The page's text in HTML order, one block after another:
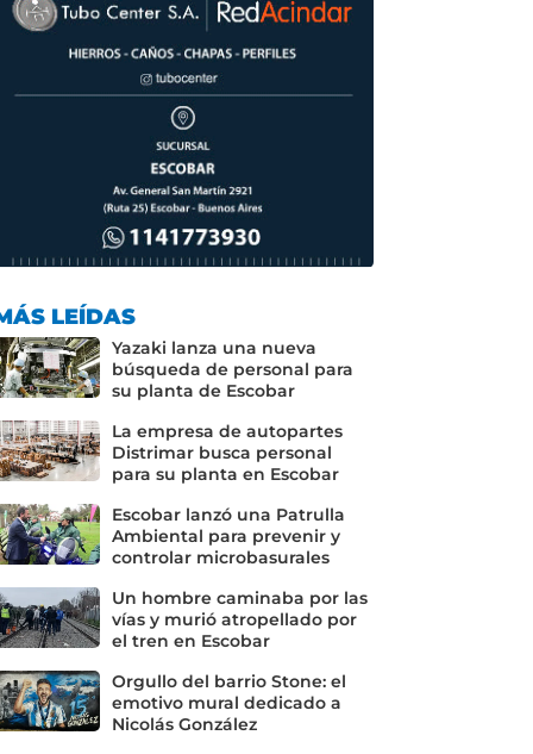
LEÍDAS
Yazaki lanza una nueva
búsqueda de personal para
su planta de Escobar
La empresa de autopartes
Distrimar busca personal
para su planta en Escobar
Escobar lanzó una Patrulla
Ambiental para prevenir y
controlar microbasurales
Un hombre caminaba por las
vías y murió atropellado por
el tren en Escobar
Orgullo del barrio Stone: el
emotivo mural dedicado a
Nicolás González